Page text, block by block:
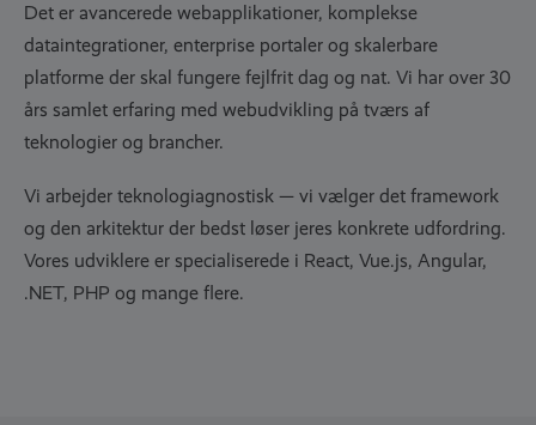
Det er avancerede webapplikationer, komplekse
dataintegrationer, enterprise portaler og skalerbare
platforme der skal fungere fejlfrit dag og nat. Vi har over 30
års samlet erfaring med webudvikling på tværs af
teknologier og brancher.
Vi arbejder teknologiagnostisk — vi vælger det framework
og den arkitektur der bedst løser jeres konkrete udfordring.
Vores udviklere er specialiserede i React, Vue.js, Angular,
.NET, PHP og mange flere.